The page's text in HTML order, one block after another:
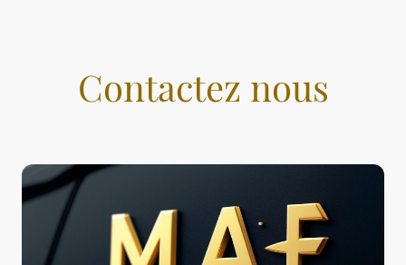
Contactez nous